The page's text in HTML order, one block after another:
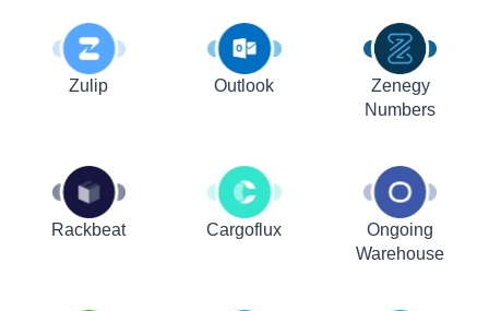
Zulip Outlook
Zenegy
Numbers
Rackbeat Cargoflux
Ongoing
Warehouse